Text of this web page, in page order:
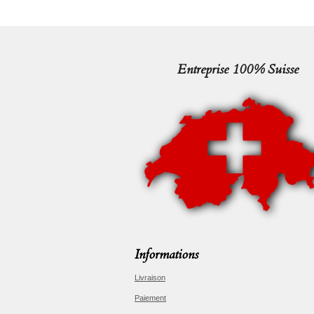
Entreprise 100% Suisse
Informations
Livraison
Paiement